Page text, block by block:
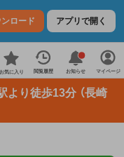
ロード アプリで開く
お気に入り 閲覧履歴 お知らせ マイページ
より徒歩13分 （長崎